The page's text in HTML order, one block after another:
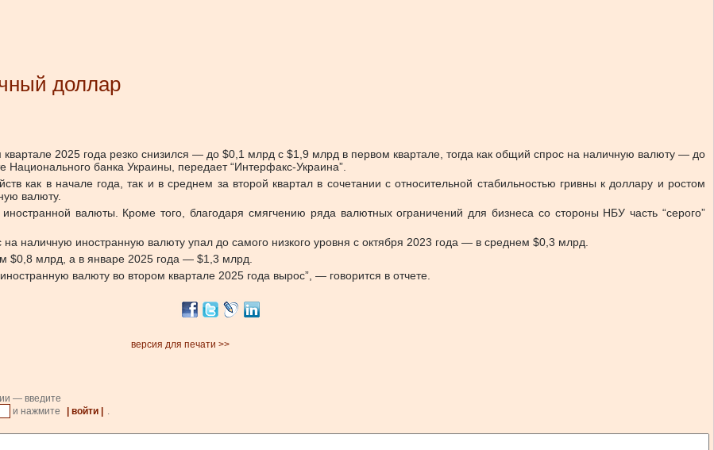
доллар
2025 года резко снизился — до $0,1 млрд с $1,9 млрд в первом квартале, тогда как общий спрос на наличную валюту — до
Национального банка Украины, передает “Интерфакс-Украина”.
как в начале года, так и в среднем за второй квартал в сочетании с относительной стабильностью гривны к доллару и ростом
валюту.
валюты. Кроме того, благодаря смягчению ряда валютных ограничений для бизнеса со стороны НБУ часть “серого”
наличную иностранную валюту упал до самого низкого уровня с октября 2023 года — в среднем $0,3 млрд.
$0,8 млрд, а в январе 2025 года — $1,3 млрд.
валюту во втором квартале 2025 года вырос”, — говорится в отчете.
версия для печати >>
— введите
и нажмите | войти |
.